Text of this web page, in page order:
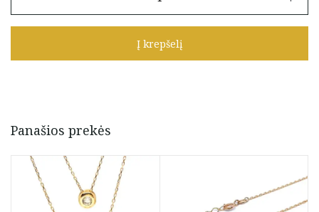
Auksinė
minimalistiniu
Į krepšelį
Panašios prekės